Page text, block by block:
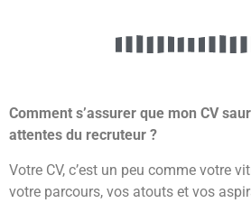
Comment s’assurer que mon CV
attentes du recruteur ?
Votre CV, c’est un peu comme votre
votre parcours, vos atouts et vos